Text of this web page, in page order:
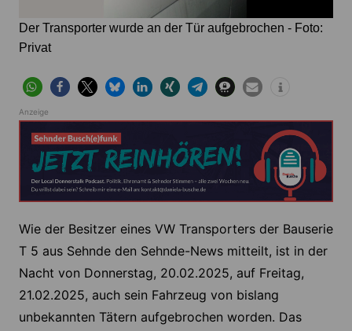
Der Transporter wurde an der Tür aufgebrochen - Foto:
Privat
Anzeige
Wie der Besitzer eines VW Transporters der Bauserie
T 5 aus Sehnde den Sehnde-News mitteilt, ist in der
Nacht von Donnerstag, 20.02.2025, auf Freitag,
21.02.2025, auch sein Fahrzeug von bislang
unbekannten Tätern aufgebrochen worden. Das